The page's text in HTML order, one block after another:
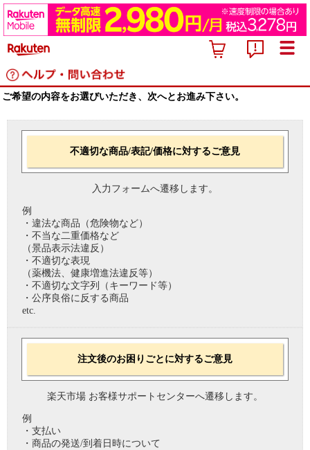
ご希望の内容をお選びいただき、次へとお進み下さい。
不適切な商品/表記/価格に対するご意見
入力フォームへ遷移します。
例
・違法な商品（危険物など）
・不当な二重価格など
（景品表示法違反）
・不適切な表現
（薬機法、健康増進法違反等）
・不適切な文字列（キーワード等）
・公序良俗に反する商品
etc.
注文後のお困りごとに対するご意見
楽天市場 お客様サポートセンターへ遷移します。
例
・支払い
・商品の発送/到着日時について